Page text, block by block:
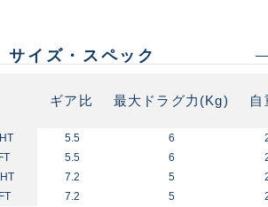
サイズ・スペック
ギア比 最大ドラグ力(Kg)
5.5 6
5.5 6
7.2 5
7.2 5